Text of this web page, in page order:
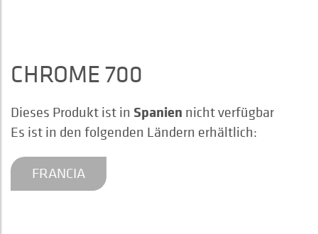
CHROME 700
Dieses Produkt ist in Spanien nicht verfügbar
Es ist in den folgenden Ländern erhältlich:
FRANCIA